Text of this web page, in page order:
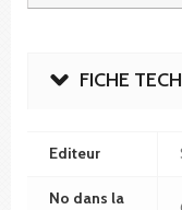
FICHE
Editeur
No dans la